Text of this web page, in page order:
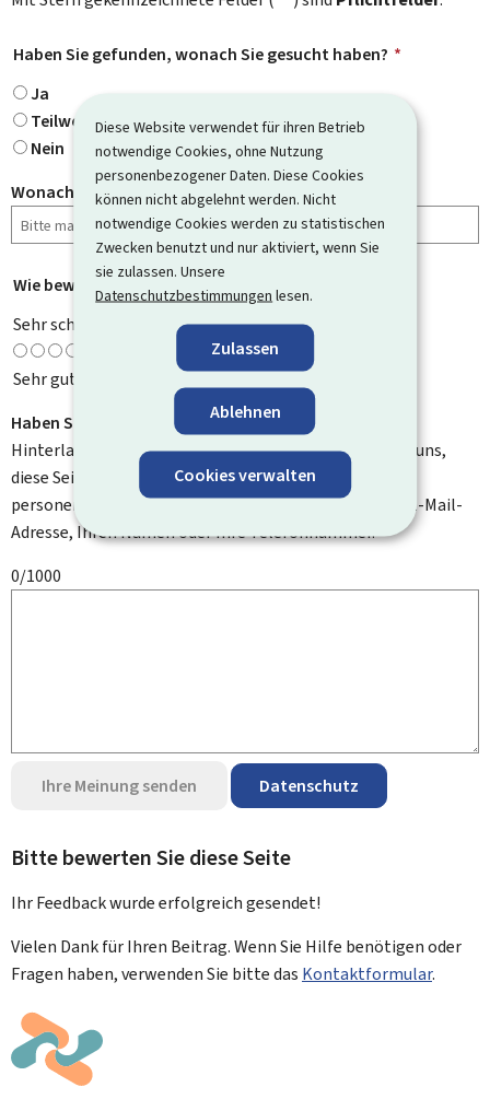
Diese Website verwendet für ihren Betrieb
notwendige Cookies, ohne Nutzung
personenbezogener Daten. Diese Cookies
können nicht abgelehnt werden. Nicht
notwendige Cookies werden zu statistischen
Zwecken benutzt und nur aktiviert, wenn Sie
sie zulassen. Unsere
Datenschutzbestimmungen lesen.
Zulassen
Ablehnen
Cookies verwalten
Haben Sie gefunden, wonach Sie gesucht haben? *
Ja
Teilweise
Nein
Wonach haben Sie gesucht?
Wie bewerten Sie diese Seite?
Sehr schlecht
Sehr gut
Haben Sie Verbesserungsvorschläge?
Hinterlassen Sie uns einen Kommentar und helfen Sie uns,
diese Seite zu verbessern. Bitte geben Sie keine
personenbezogenen Daten an, wie zum Beispiel Ihre E-Mail-
Adresse, Ihren Namen oder Ihre Telefonnummer.
0/1000
Ihre Meinung senden Datenschutz
Bitte bewerten Sie diese Seite
Ihr Feedback wurdeerfolgreichgesendet!
Vielen Dank für Ihren Beitrag. Wenn Sie Hilfe benötigen oder
Fragen haben, verwenden Sie bitte das Kontaktformular.